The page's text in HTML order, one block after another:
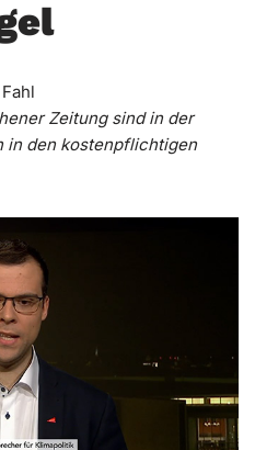
Zeitung sind in der
in den kostenpflichtigen